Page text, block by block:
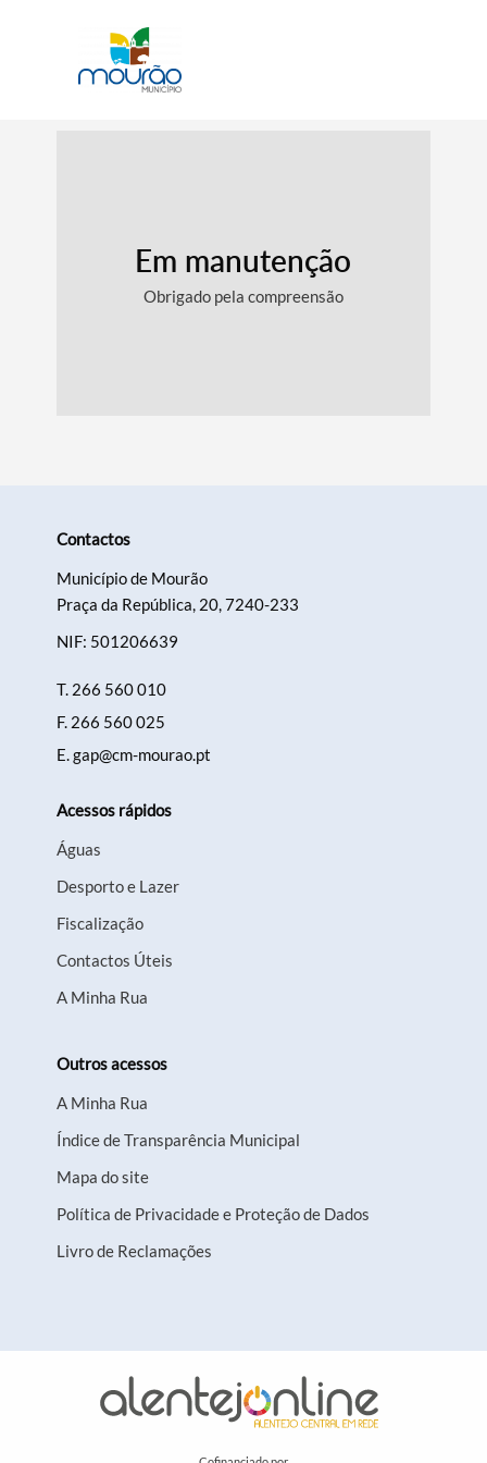
Termo de Pesquisa
Em manutenção
Obrigado pela compreensão
Contactos
Município de Mourão
Praça da República, 20, 7240-233
NIF: 501206639
T. 266 560 010
F. 266 560 025
E.gap@cm-mourao.pt
Acessos rápidos
Águas
Desporto e Lazer
Fiscalização
Contactos Úteis
A Minha Rua
Outros acessos
A Minha Rua
Índice de Transparência Municipal
Mapa do site
Política de Privacidade e Proteção de Dados
Livro de Reclamações